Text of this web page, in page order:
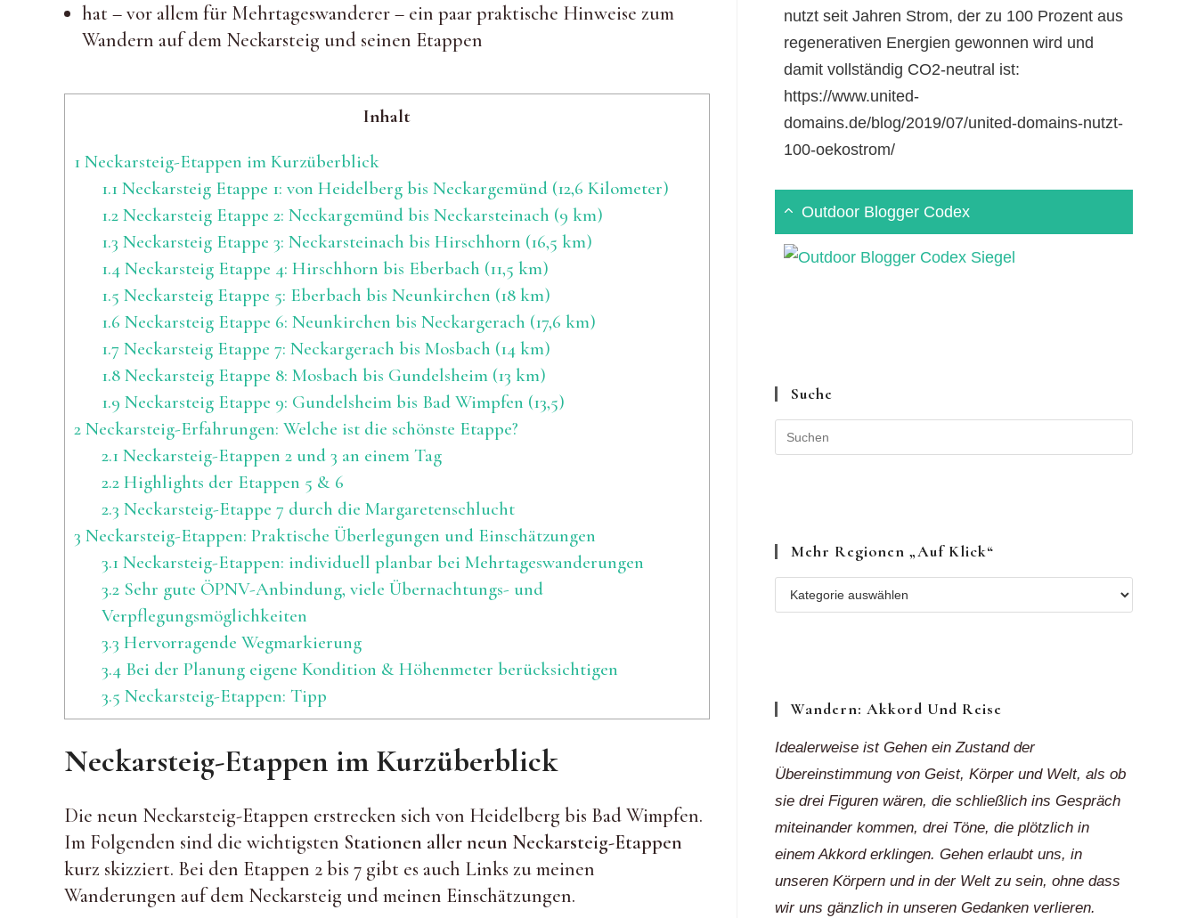
hat – vor allem für Mehrtageswanderer – ein paar praktische Hinweise zum
Wandern auf dem Neckarsteig und seinen Etappen
Inhalt
1 Neckarsteig-Etappen im Kurzüberblick
1.1 Neckarsteig Etappe 1: von Heidelberg bis Neckargemünd (12,6 Kilometer)
1.2 Neckarsteig Etappe 2: Neckargemünd bis Neckarsteinach (9 km)
1.3 Neckarsteig Etappe 3: Neckarsteinach bis Hirschhorn (16,5 km)
1.4 Neckarsteig Etappe 4: Hirschhorn bis Eberbach (11,5 km)
1.5 Neckarsteig Etappe 5: Eberbach bis Neunkirchen (18 km)
1.6 Neckarsteig Etappe 6: Neunkirchen bis Neckargerach (17,6 km)
1.7 Neckarsteig Etappe 7: Neckargerach bis Mosbach (14 km)
1.8 Neckarsteig Etappe 8: Mosbach bis Gundelsheim (13 km)
1.9 Neckarsteig Etappe 9: Gundelsheim bis Bad Wimpfen (13,5)
2 Neckarsteig-Erfahrungen: Welche ist die schönste Etappe?
2.1 Neckarsteig-Etappen 2 und 3 an einem Tag
2.2 Highlights der Etappen 5 & 6
2.3 Neckarsteig-Etappe 7 durch die Margaretenschlucht
3 Neckarsteig-Etappen: Praktische Überlegungen und Einschätzungen
3.1 Neckarsteig-Etappen: individuell planbar bei Mehrtageswanderungen
3.2 Sehr gute ÖPNV-Anbindung, viele Übernachtungs- und
Verpflegungsmöglichkeiten
3.3 Hervorragende Wegmarkierung
3.4 Bei der Planung eigene Kondition & Höhenmeter berücksichtigen
3.5 Neckarsteig-Etappen: Tipp
Neckarsteig-Etappen im Kurzüberblick
Die neun Neckarsteig-Etappen erstrecken sich von Heidelberg bis Bad Wimpfen.
Im Folgenden sind die wichtigsten Stationen aller neun Neckarsteig-Etappen
kurz skizziert. Bei den Etappen 2 bis 7 gibt es auch Links zu meinen
Wanderungen auf dem Neckarsteig und meinen Einschätzungen.
nutzt seit Jahren Strom, der zu 100 Prozent aus
regenerativen Energien gewonnen wird und
damit vollständig CO2-neutral ist:
https://www.united-
domains.de/blog/2019/07/united-domains-nutzt-
100-oekostrom/
Outdoor Blogger Codex
Suche
Mehr Regionen „auf Klick“
Mehr
Regionen
Wandern: Akkord Und Reise
Idealerweise ist Gehen ein Zustand der
Übereinstimmung von Geist, Körper und Welt, als ob
sie drei Figuren wären, die schließlich ins Gespräch
miteinander kommen, drei Töne, die plötzlich in
einem Akkord erklingen. Gehen erlaubt uns, in
unseren Körpern und in der Welt zu sein, ohne dass
wir uns gänzlich in unseren Gedanken verlieren.